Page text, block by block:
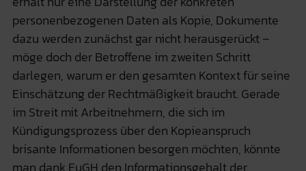
personenbezogenen Daten als Kopie, Dokumente
dazu werden zunächst gar nicht herausgerückt –
möge doch der Betroffene im zweiten Schritt
darlegen, warum er den gesamten Kontext für seine
Einschätzung der Rechtmäßigkeit braucht. Gerade
im Streit mit Arbeitnehmern, die sich im
Kündigungsprozess über den Kopieanspruch
brisante Informationen besorgen möchten, könnte
man dank EuGH den Informationsgehalt der